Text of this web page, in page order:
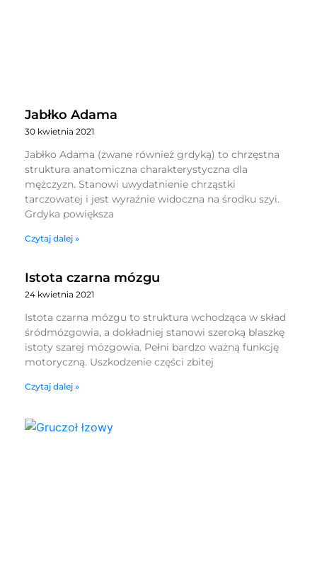
Jabłko Adama
30 kwietnia 2021
Jabłko Adama (zwane również grdyką) to chrzęstna
struktura anatomiczna charakterystyczna dla
mężczyzn. Stanowi uwydatnienie chrząstki
tarczowatej i jest wyraźnie widoczna na środku szyi.
Grdyka powiększa
Czytaj dalej »
Istota czarna mózgu
24 kwietnia 2021
Istota czarna mózgu to struktura wchodząca w skład
śródmózgowia, a dokładniej stanowi szeroką blaszkę
istoty szarej mózgowia. Pełni bardzo ważną funkcję
motoryczną. Uszkodzenie części zbitej
Czytaj dalej »